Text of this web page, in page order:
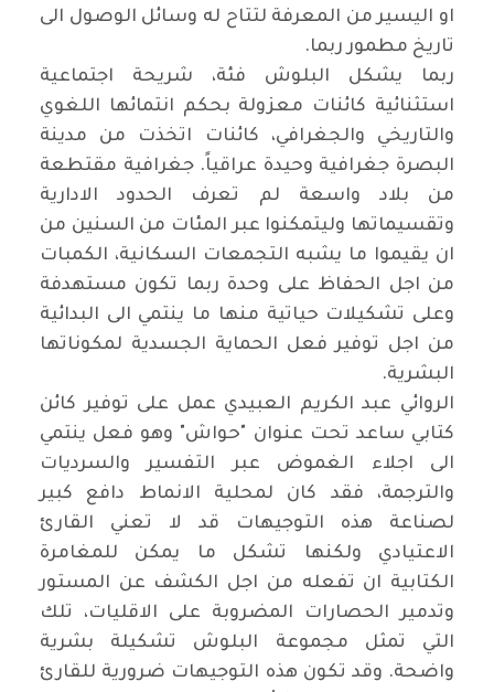
او اليسير من المعرفة لتتاح له وسائل الوصول الى
تاريخ مطمور ربما.
ربما يشكل البلوش فئة، شريحة اجتماعية
استثنائية كائنات معزولة بحكم انتمائها اللغوي
والتاريخي والجغرافي، كائنات اتخذت من مدينة
البصرة جغرافية وحيدة عراقياً. جغرافية مقتطعة
من بلاد واسعة لم تعرف الحدود الادارية
وتقسيماتها وليتمكنوا عبر المئات من السنين من
ان يقيموا ما يشبه التجمعات السكانية، الكمبات
من اجل الحفاظ على وحدة ربما تكون مستهدفة
وعلى تشكيلات حياتية منها ما ينتمي الى البدائية
من اجل توفير فعل الحماية الجسدية لمكوناتها
البشرية.
الروائي عبد الكريم العبيدي عمل على توفير كائن
كتابي ساعد تحت عنوان "حواش" وهو فعل ينتمي
الى اجلاء الغموض عبر التفسير والسرديات
والترجمة، فقد كان لمحلية الانماط دافع كبير
لصناعة هذه التوجيهات قد لا تعني القارئ
الاعتيادي ولكنها تشكل ما يمكن للمغامرة
الكتابية ان تفعله من اجل الكشف عن المستور
وتدمير الحصارات المضروبة على الاقليات، تلك
التي تمثل مجموعة البلوش تشكيلة بشرية
واضحة. وقد تكون هذه التوجيهات ضرورية للقارئ